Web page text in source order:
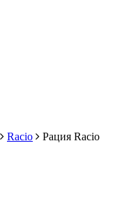
Racio
Рация Racio